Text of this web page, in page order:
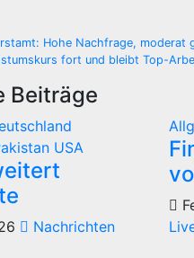
Hohe Nachfrage, moderat
fort und bleibt Top-
Beiträge
USA
Nachrichten